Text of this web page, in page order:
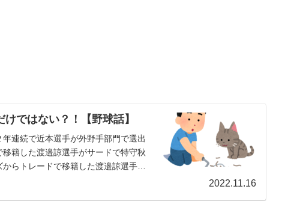
ではない？！【野球話】
連続で近本選手が外野手部門で選出
籍した渡邉諒選手がサードで特守秋
らトレードで移籍した渡邉諒選手
2022.11.16